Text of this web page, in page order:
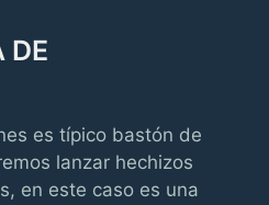
DE
es típico bastón de
lanzar hechizos
en este caso es una